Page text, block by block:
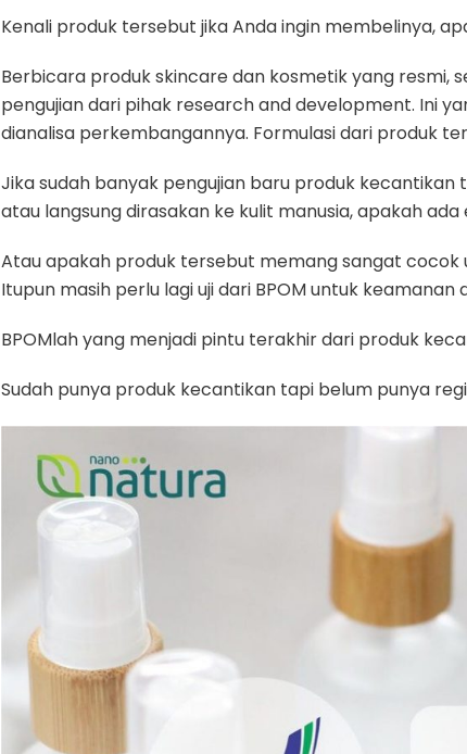
Kenali produk tersebut jika Anda ingin membelinya,
Berbicara produk skincare dan kosmetik yang resmi,
pengujian dari pihak research and development. Ini
dianalisa perkembangannya. Formulasi dari produk
Jika sudah banyak pengujian baru produk kecantikan
atau langsung dirasakan ke kulit manusia, apakah
Atau apakah produk tersebut memang sangat cocok
Itupun masih perlu lagi uji dari BPOM untuk
BPOMlah yang menjadi pintu terakhir dari produk
Sudah punya produk kecantikan tapi belum punya